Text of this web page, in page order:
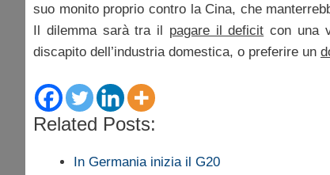
suo monito proprio contro la Cina, che
Il dilemma sarà tra il pagare il deficit con una
discapito dell’industria domestica, o preferire un
Related Posts:
In Germania inizia il G20